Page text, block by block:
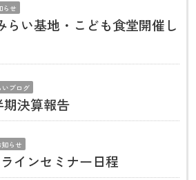
らせ
い基地・こども食堂開催し
いブログ
期決算報告
知らせ
インセミナー日程